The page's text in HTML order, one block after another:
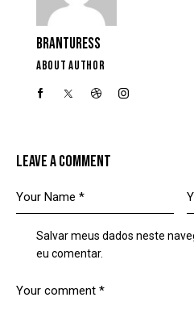
BRANTURESS
ABOUT AUTHOR
LEAVE A COMMENT
Salvar meus dados neste
eu comentar.